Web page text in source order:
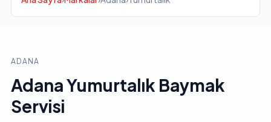
ADANA
Adana Yumurtalık Baymak
Servisi